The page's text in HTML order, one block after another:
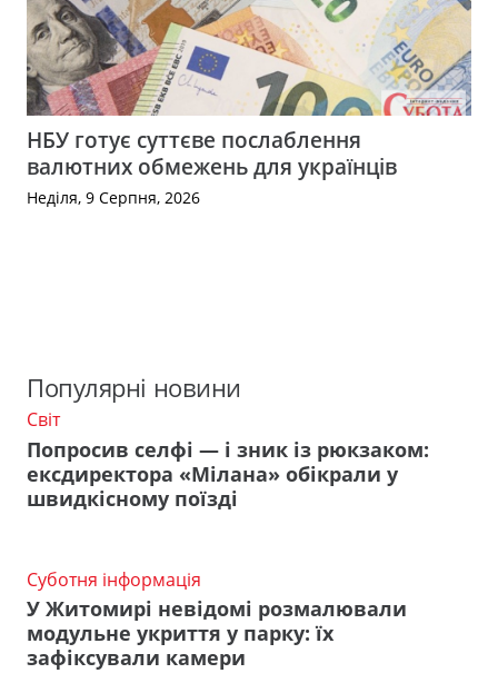
НБУ готує суттєве послаблення
валютних обмежень для українців
Неділя, 9 Серпня, 2026
Популярні новини
Світ
Попросив селфі — і зник із рюкзаком:
ексдиректора «Мілана» обікрали у
швидкісному поїзді
Суботня інформація
У Житомирі невідомі розмалювали
модульне укриття у парку: їх
зафіксували камери